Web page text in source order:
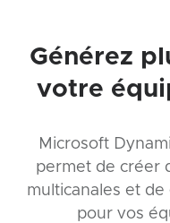
Générez
votre
Microsoft
permet de créer
multicanales et
pour vos